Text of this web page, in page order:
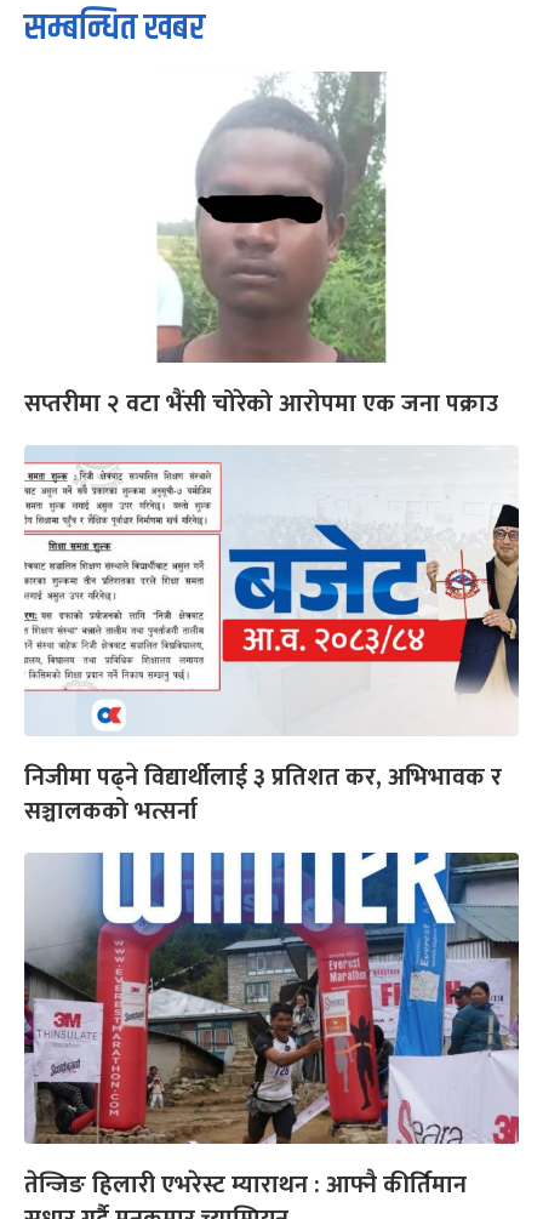
सम्बन्धित खबर
सप्तरीमा २ वटा भैंसी चोरेको आरोपमा एक जना पक्राउ
निजीमा पढ्ने विद्यार्थीलाई ३ प्रतिशत कर, अभिभावक र
सञ्चालकको भत्सर्ना
तेन्जिङ हिलारी एभरेस्ट म्याराथन : आफ्नै कीर्तिमान